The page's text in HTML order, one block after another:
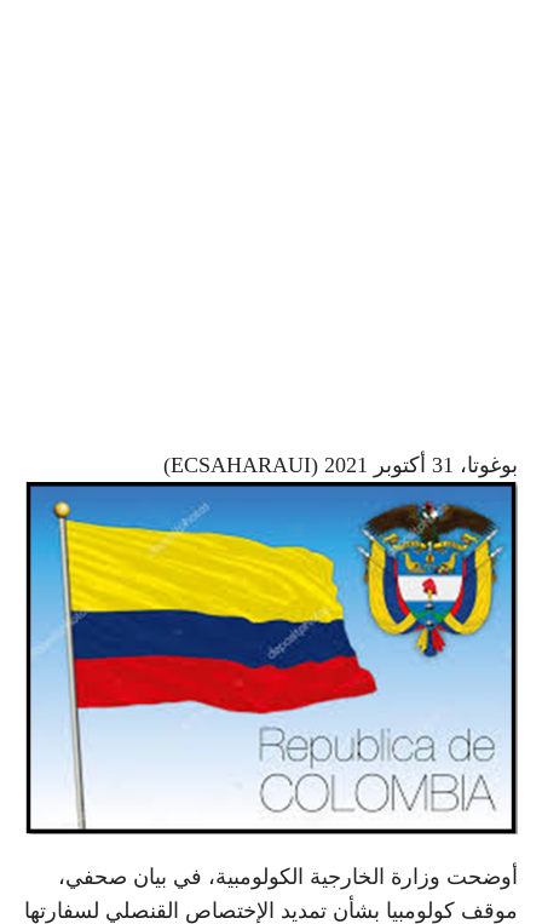
بوغوتا، 31 أكتوبر 2021 (ECSAHARAUI)
أوضحت وزارة الخارجية الكولومبية، في بيان صحفي،
موقف كولومبيا بشأن تمديد الإختصاص القنصلي لسفارتها